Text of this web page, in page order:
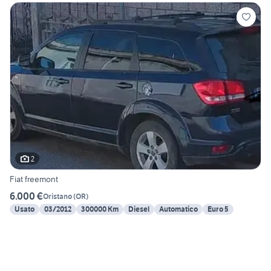
2
Fiat freemont
6.000 €Oristano(OR)
Usato
03/2012 300000 Km Diesel Automatico Euro 5